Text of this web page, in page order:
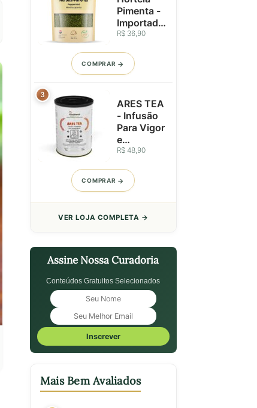
Pimenta -
Importado
do Egito -
Refrescan
te - 100g
R$ 36,90
COMPRAR
3
ARES TEA
- Infusão
Para Vigor
e
Vitalidade.
Que
Inspira
Equilíbrio
e Força em
Cada Gole
50g
R$ 48,90
COMPRAR
VER LOJA COMPLETA →
Assine Nossa Curadoria
Conteúdos Gratuitos Selecionados
Inscrever
Mais Bem Avaliados